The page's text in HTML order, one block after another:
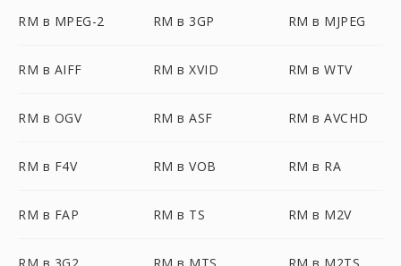
RM в MPEG-2 RM в 3GP RM в MJPEG
RM в AIFF RM в XVID RM в WTV
RM в OGV RM в ASF RM в AVCHD
RM в F4V RM в VOB RM в RA
RM в FAP RM в TS RM в M2V